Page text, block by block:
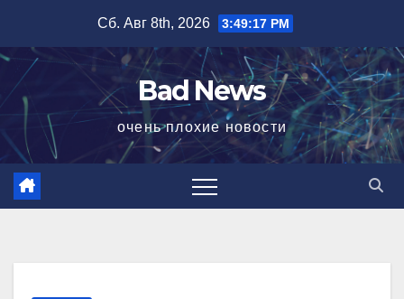
содержимому
Сб. Авг 8th, 2026 3:49:18 PM
Bad News
очень плохие новости